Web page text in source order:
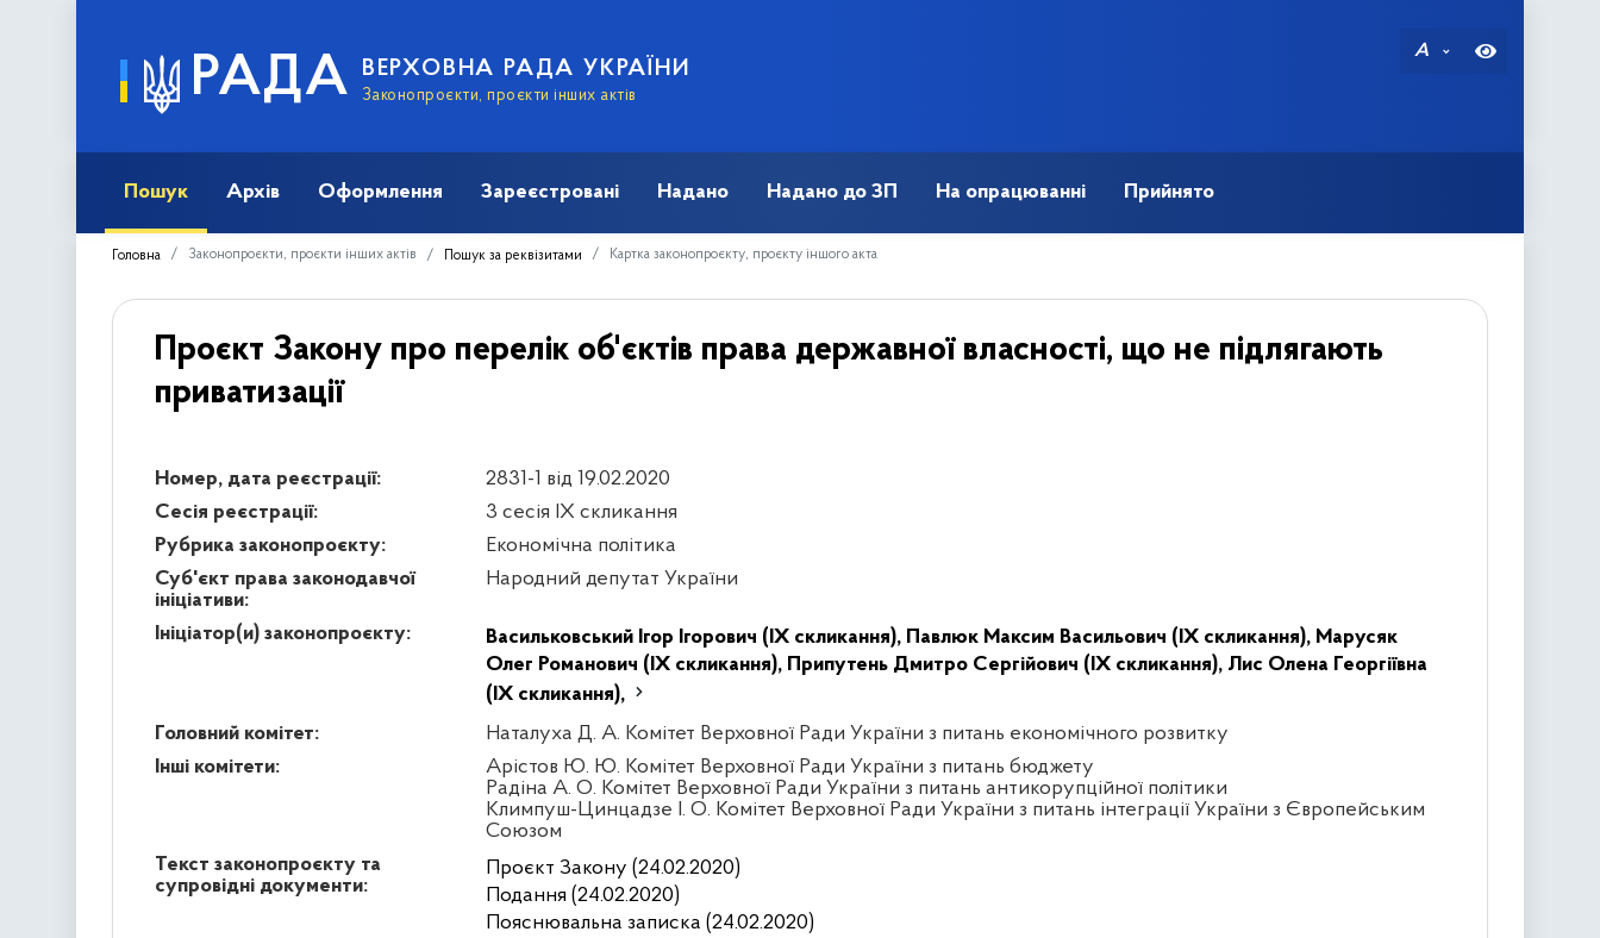
РАДА ВЕРХОВНА РАДА УКРАЇНИ
Законопроєкти, проєкти інших актів
A
Пошук Архів Оформлення Зареєстровані Надано Надано до ЗП На опрацюванні Прийнято
Головна Законопроєкти, проєкти інших актів Пошук за реквізитами Картка законопроєкту, проєкту іншого акта
Проєкт Закону про перелік об'єктів права державної власності, що не підлягають
приватизації
Номер, дата реєстрації:
2831-1 від 19.02.2020
Сесія реєстрації:
3 сесія IX скликання
Рубрика законопроєкту:
Економічна політика
Суб'єкт права законодавчої
ініціативи:
Народний депутат України
Ініціатор(и) законопроєкту: Васильковський Ігор Ігорович (IX скликання), Павлюк Максим Васильович (IX скликання), Марусяк
Олег Романович (IX скликання), Припутень Дмитро Сергійович (IX скликання), Лис Олена Георгіївна
(IX скликання),
Головний комітет:
Наталуха Д. А. Комітет Верховної Ради України з питань економічного розвитку
Інші комітети:
Арістов Ю. Ю. Комітет Верховної Ради України з питань бюджету
Радіна А. О. Комітет Верховної Ради України з питань антикорупційної політики
Климпуш-Цинцадзе І. О. Комітет Верховної Ради України з питань інтеграції України з Європейським
Союзом
Текст законопроєкту та
супровідні документи:
Проєкт Закону (24.02.2020)
Подання (24.02.2020)
Пояснювальна записка (24.02.2020)